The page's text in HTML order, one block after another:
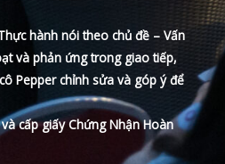
hành nói theo chủ đề – Vấn
và phản ứng trong giao tiếp,
Pepper chỉnh sửa và góp ý để
cấp giấy Chứng Nhận Hoàn